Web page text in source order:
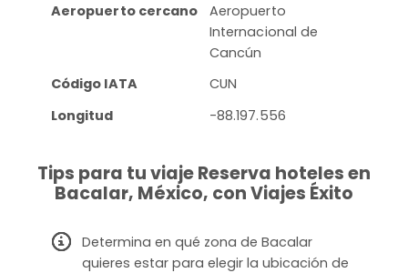
Aeropuerto cercano
Aeropuerto
Internacional de
Cancún
Código IATA
CUN
Longitud
-88.197.556
Tips para tu viaje Reserva hoteles en
Bacalar, México, con Viajes Éxito
Determina en qué zona de Bacalar
quieres estar para elegir la ubicación de